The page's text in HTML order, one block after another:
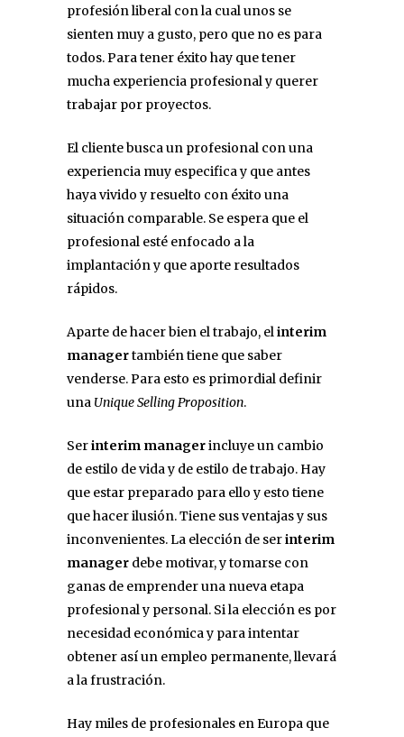
profesión liberal con la cual unos se
sienten muy a gusto, pero que no es para
todos. Para tener éxito hay que tener
mucha experiencia profesional y querer
trabajar por proyectos.
El cliente busca un profesional con una
experiencia muy especifica y que antes
haya vivido y resuelto con éxito una
situación comparable. Se espera que el
profesional esté enfocado a la
implantación y que aporte resultados
rápidos.
Aparte de hacer bien el trabajo, elinterim
managertambién tiene que saber
venderse. Para esto es primordial definir
una Unique Selling Proposition.
Serinterim managerincluye un cambio
de estilo de vida y de estilo de trabajo. Hay
que estar preparado para ello y esto tiene
que hacer ilusión. Tiene sus ventajas y sus
inconvenientes. La elección de serinterim
manager debe motivar, y tomarse con
ganas de emprender una nueva etapa
profesional y personal. Si la elección es por
necesidad económica y para intentar
obtener así un empleo permanente, llevará
a la frustración.
Hay miles de profesionales en Europa que